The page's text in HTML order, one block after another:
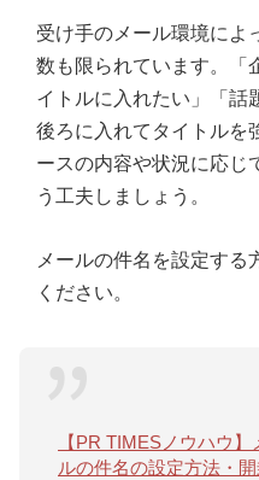
受け手のメール環境によ
数も限られています。「
イトルに入れたい」「話
後ろに入れてタイトルを
ースの内容や状況に応じ
う工夫しましょう。
メールの件名を設定する
ください。
【PR TIMESノウハウ
ルの件名の設定方法・